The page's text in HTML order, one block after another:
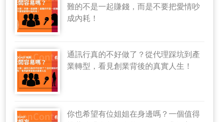
難的不是一起賺錢，而是不要把愛情吵
成內耗！
通訊行真的不好做了？從代理踩坑到產
業轉型，看見創業背後的真實人生！
你也希望有位姐姐在身邊嗎？一個值得